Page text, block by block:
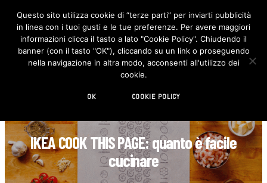
F
c
e
b
o
I
n
s
t
IKEA COOK THIS PAGE: quanto è facile
cucinare
Questo sito utilizza cookie di “terze parti” per inviarti pubblicità
in linea con i tuoi gusti e le tue preferenze. Per avere maggiori
informazioni clicca il tasto a lato "Cookie Policy". Chiudendo il
banner (con il tasto "OK"), cliccando su un link o proseguendo
nella navigazione in altra modo, acconsenti all'utilizzo dei
cookie.
OK COOKIE POLICY